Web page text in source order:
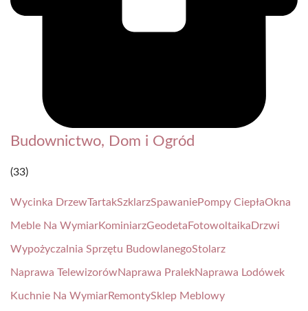
Budownictwo, Dom i Ogród
(33)
Wycinka DrzewTartakSzklarzSpawaniePompy CiepłaOkna
Meble Na WymiarKominiarzGeodetaFotowoltaikaDrzwi
Wypożyczalnia Sprzętu BudowlanegoStolarz
Naprawa TelewizorówNaprawa PralekNaprawa Lodówek
Kuchnie Na WymiarRemontySklep Meblowy